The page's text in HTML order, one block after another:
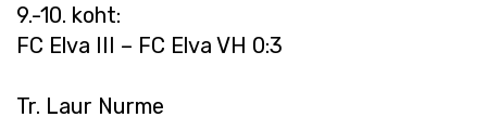
9.-10. koht:
FC Elva III – FC Elva VH 0:3
Tr. Laur Nurme